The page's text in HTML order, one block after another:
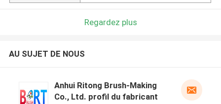
Regardez plus
AU SUJET DE NOUS
Anhui Ritong Brush-Making
Co., Ltd. profil du fabricant